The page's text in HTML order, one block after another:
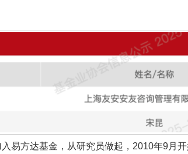
易方达基金，从研究员做起，2010年9月